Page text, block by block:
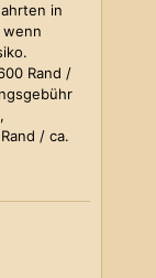
in
Rand /
/ ca.